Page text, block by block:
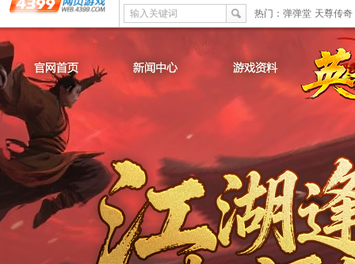
输入关键词 热门： 弹弹堂 天尊传奇